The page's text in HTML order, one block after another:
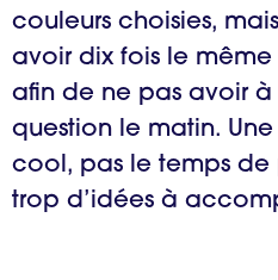
couleurs choisies,
avoir dix fois le
afin de ne pas avoir à
question le matin. Une
cool, pas le temps de
trop d’idées à